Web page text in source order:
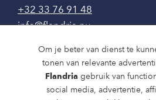
Om je beter van dienst te
tonen van relevante
Flandria gebruik van
social media, advertentie,
+32 33 76 91 48
info@flandria.nu
Contact
Vaaragenda
Rondvaarten en dagtochten